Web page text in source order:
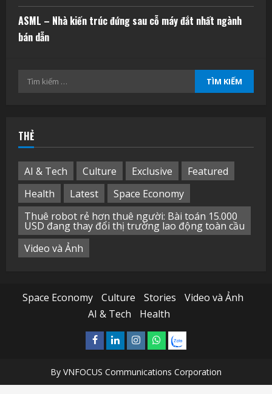
ASML – Nhà kiến trúc đứng sau cỗ máy đắt nhất ngành
bán dẫn
Tìm
THẺ
AI & Tech Culture Exclusive
Featured
Health
Latest
Space Economy
Thuê robot rẻ hơn thuê người: Bài toán 15.000
USD đang thay đổi thị trường lao động toàn cầu
Video và Ảnh
Space Economy Culture Stories
Video và Ảnh
AI & Tech
Health
Facebook
LinkedinInstagram
What’sapp
Zalo